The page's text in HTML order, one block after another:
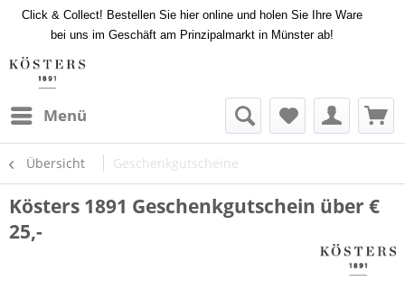
Click & Collect! Bestellen Sie hier online und holen Sie Ihre Ware
bei uns im Geschäft am Prinzipalmarkt in Münster ab!
Menü
Übersicht Geschenkgutscheine
Kösters 1891 Geschenkgutschein über €
25,-